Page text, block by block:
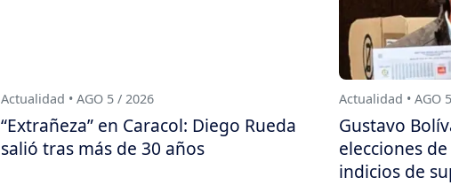
Actualidad • AGO 5 / 2026
“Extrañeza” en Caracol: Diego Rueda
salió tras más de 30 años
Actualidad • AGO
Gustavo
elecciones
indicios de